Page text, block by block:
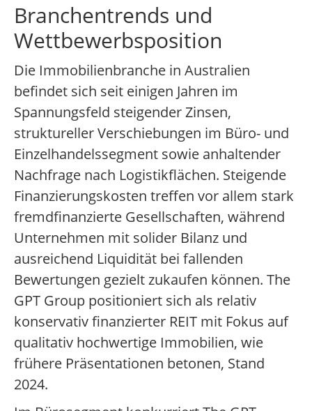
Branchentrends und
Wettbewerbsposition
Die Immobilienbranche in Australien
befindet sich seit einigen Jahren im
Spannungsfeld steigender Zinsen,
struktureller Verschiebungen im Büro- und
Einzelhandelssegment sowie anhaltender
Nachfrage nach Logistikflächen. Steigende
Finanzierungskosten treffen vor allem stark
fremdfinanzierte Gesellschaften, während
Unternehmen mit solider Bilanz und
ausreichend Liquidität bei fallenden
Bewertungen gezielt zukaufen können. The
GPT Group positioniert sich als relativ
konservativ finanzierter REIT mit Fokus auf
qualitativ hochwertige Immobilien, wie
frühere Präsentationen betonen, Stand
2024.